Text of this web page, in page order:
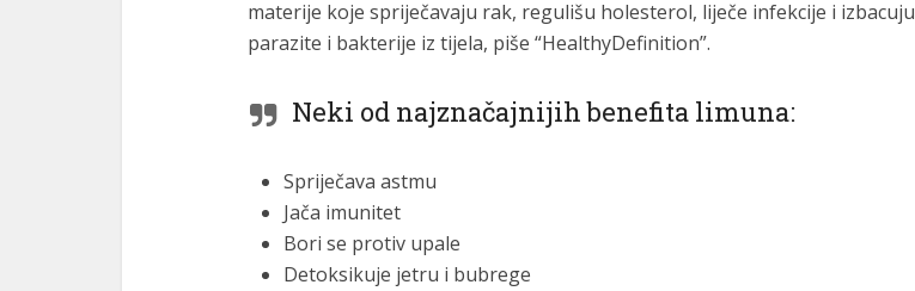
materije koje spriječavaju rak, regulišu holesterol, liječe infekcije i izbacuju
parazite i bakterije iz tijela, piše “HealthyDefinition”.
Neki od najznačajnijih benefita limuna:
Spriječava astmu
Jača imunitet
Bori se protiv upale
Detoksikuje jetru i bubrege